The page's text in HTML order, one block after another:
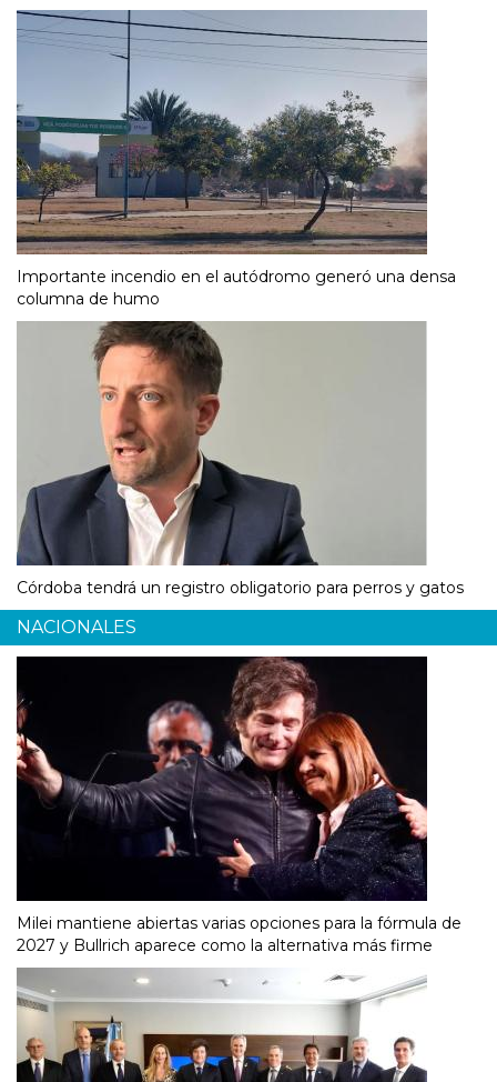
Importante incendio en el autódromo generó una densa
columna de humo
Córdoba tendrá un registro obligatorio para perros y gatos
NACIONALES
Milei mantiene abiertas varias opciones para la fórmula de
2027 y Bullrich aparece como la alternativa más firme